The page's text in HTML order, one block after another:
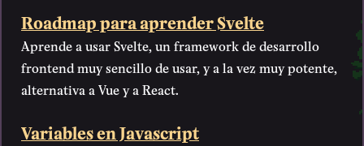
Roadmap para aprender Svelte
Aprende a usar Svelte, un framework de desarrollo
frontend muy sencillo de usar, y a la vez muy potente,
alternativa a Vue y a React.
Variables en Javascript